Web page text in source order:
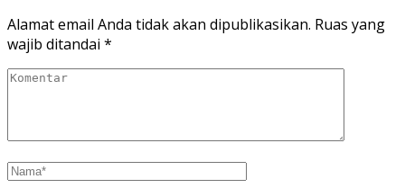
Alamat email Anda tidak akan dipublikasikan. Ruas yang
wajib ditandai *